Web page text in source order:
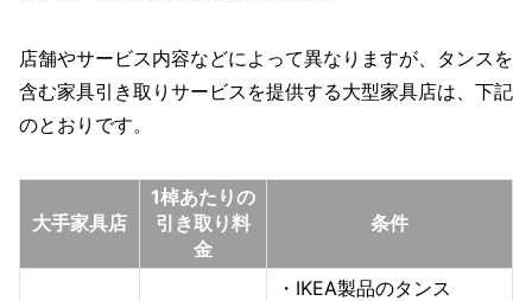
店舗やサービス内容などによって異なりますが、タンスを
含む家具引き取りサービスを提供する大型家具店は、下記
のとおりです。
大手家具店
1棹あたりの
引き取り料
金
条件
・IKEA製品のタンス